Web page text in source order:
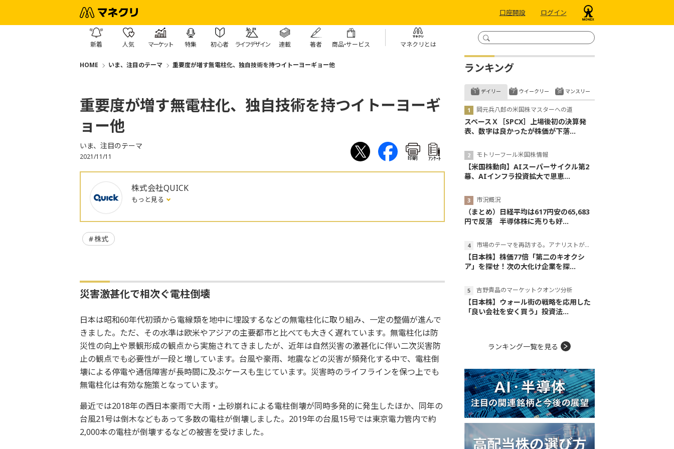
口座開設 ログイン
新着 人気 マーケット 特集 初心者 ライフデザイン 連載 著者 商品・サービス マネクリとは
HOME いま、注目のテーマ 重要度が増す無電柱化、独自技術を持つイトーヨーギョー他
重要度が増す無電柱化、独自技術を持つイトーヨーギ
ョー他
いま、注目のテーマ
2021/11/11 印刷 ｱﾝｹｰﾄ
株式会社QUICK
もっと見る
株式
災害激甚化で相次ぐ電柱倒壊
日本は昭和60年代初頭から電線類を地中に埋設するなどの無電柱化に取り組み、一定の整備が進んで
きました。ただ、その水準は欧米やアジアの主要都市と比べても大きく遅れています。無電柱化は防
災性の向上や景観形成の観点から実施されてきましたが、近年は自然災害の激甚化に伴い二次災害防
止の観点でも必要性が一段と増しています。台風や豪雨、地震などの災害が頻発化する中で、電柱倒
壊による停電や通信障害が長時間に及ぶケースも生じています。災害時のライフラインを保つ上でも
無電柱化は有効な施策となっています。
最近では2018年の西日本豪雨で大雨・土砂崩れによる電柱倒壊が同時多発的に発生したほか、同年の
台風21号は倒木などもあって多数の電柱が倒壊しました。2019年の台風15号では東京電力管内で約
2,000本の電柱が倒壊するなどの被害を受けました。
ランキング
デイリー
岡元兵八郎の米国株マスターへの道
スペースＸ［SPCX］上場後初の決算発
表、数字は良かったが株価が下落...
モトリーフール米国株情報
【米国株動向】AIスーパーサイクル第2
幕、AIインフラ投資拡大で恩恵...
市況概況
（まとめ）日経平均は617円安の65,683
円で反落 半導体株に売りも好...
市場のテーマを再訪する。アナリストが読み解くテーマの本質
【日本株】株価77倍「第二のキオクシ
ア」を探せ！次の大化け企業を探...
吉野貴晶のマーケットクオンツ分析
【日本株】ウォール街の戦略を応用した
「良い会社を安く買う」投資法...
ウイークリー マンスリー
ランキング一覧を見る